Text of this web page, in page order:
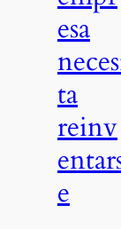
esa
ta
reinv
e